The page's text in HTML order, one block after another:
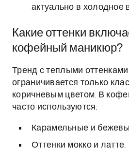
актуально в холодное
Какие оттенки
кофейный маникюр?
Тренд с теплыми
ограничивается только
коричневым цветом. В
часто используются:
Карамельные и
Оттенки мокко и латте.